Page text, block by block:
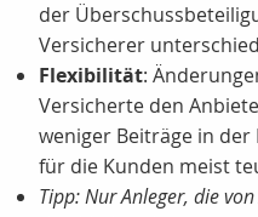
der
Versicherer
Flexibilität:
Versicherte den
weniger Beiträge in der
für die Kunden meist
Tipp: Nur Anleger, die